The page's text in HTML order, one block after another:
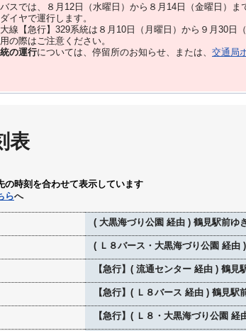
スでは、８⽉12⽇（水曜日）から８⽉14⽇（金曜日）ま
イヤで運⾏します。
【急行】329系統は８月10日（月曜日）から９月30日（
の際はご注意ください。
の運行については、停留所のお知らせ、または、 交通局
表
時刻を合わせて表示しています
らへ
( 大黒海づり公園 経由 ) 鶴見駅前ゆ
( Ｌ８バース・大黒海づり公園 経由
【急行】( 流通センター 経由 ) 鶴見
【急行】( Ｌ８バース 経由 ) 鶴見駅
【急行】( Ｌ８・大黒海づり公園 経